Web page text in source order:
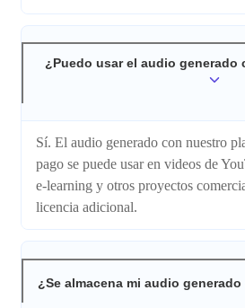
¿Puedo usar el audio generado
Sí. El audio generado con nuestro
pago se puede usar en videos de
e-learning y otros proyectos
licencia adicional.
¿Se almacena mi audio